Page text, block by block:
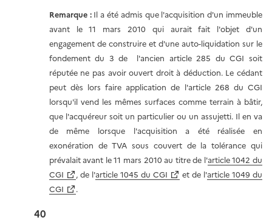
Remarque :Il a été admis que l'acquisition d'un immeuble
avant le 11 mars 2010 qui aurait fait l'objet d'un
engagement de construire et d'une auto-liquidation sur le
fondement du 3 de l'ancien article 285 du CGI soit
réputée ne pas avoir ouvert droit à déduction. Le cédant
peut dès lors faire application de l'article 268 du CGI
lorsqu'il vend les mêmes surfaces comme terrain à bâtir,
que l'acquéreur soit un particulier ou un assujetti. Il en va
de même lorsque l'acquisition a été réalisée en
exonération de TVA sous couvert de la tolérance qui
prévalait avant le 11 mars 2010 au titre de l'article 1042 du
CGI
, de l'article 1045 du CGI et de l'article 1049 du
CGI
.
40